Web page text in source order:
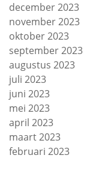
december 2023
november 2023
oktober 2023
september 2023
augustus 2023
juli 2023
juni 2023
mei 2023
april 2023
maart 2023
februari 2023